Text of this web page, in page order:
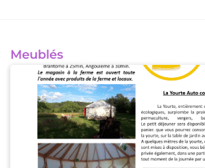
Meublés